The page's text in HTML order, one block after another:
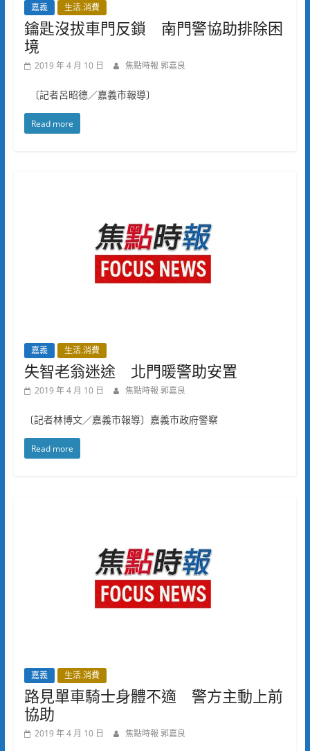
嘉義 生活.消費
鑰匙沒拔車門反鎖 南門警協助排除困
境
2019 年 4 月 10 日 焦點時報 郭嘉良
〔記者呂昭德／嘉義市報導〕
Read more
嘉義 生活.消費
失智老翁迷途 北門暖警助安置
2019 年 4 月 10 日 焦點時報 郭嘉良
〔記者林博文／嘉義市報導〕嘉義市政府警察
Read more
嘉義 生活.消費
路見單車騎士身體不適 警方主動上前
協助
2019 年 4 月 10 日 焦點時報 郭嘉良